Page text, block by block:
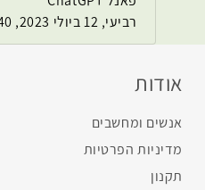
רביעי, 12 ביולי 2023, 12:40
אודות
אנשים ומחשבים
מדיניות הפרטיות
תקנון